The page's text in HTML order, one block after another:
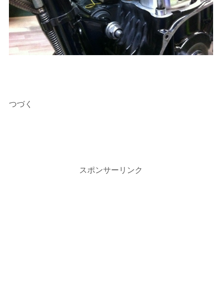
つづく
スポンサーリンク